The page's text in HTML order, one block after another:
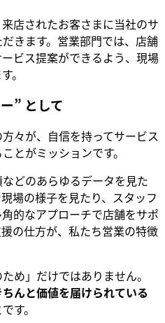
店されたお客さまに当社のサ
きます。営業部門では、店舗
ビス提案ができるよう、現場
。
” として
々が、自信を持ってサービス
とがミッションです。
どのあらゆるデータを見た
場の様子を見たり、スタッフ
的なアプローチで店舗をサポ
の仕方が、私たち営業の特徴
め」だけではありません。
んと価値を届けられている
す。